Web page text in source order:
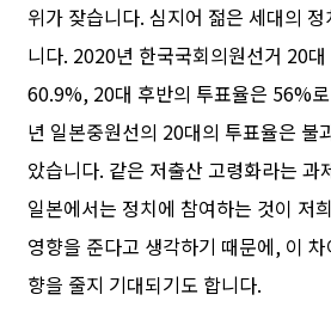
위가 잦습니다. 심지어 젊은 세대의
니다. 2020년 한국국회의원선거 20
60.9%, 20대 후반의 투표율은 56%
년 일본중원선의 20대의 투표율은 불
았습니다. 같은 저출산 고령화라는 과
일본에서는 정치에 참여하는 것이 저
영향을 준다고 생각하기 때문에, 이
향을 줄지 기대되기도 합니다.